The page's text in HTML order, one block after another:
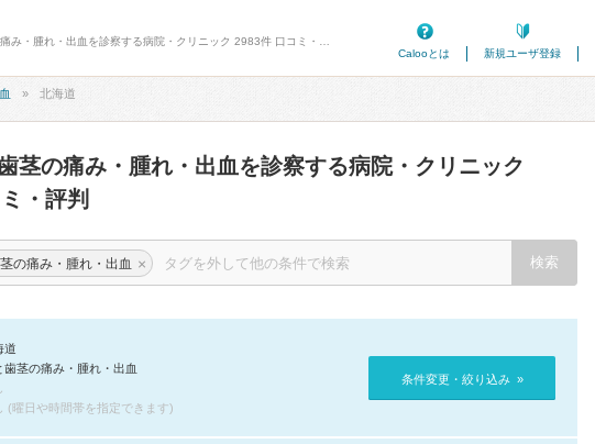
Calooとは
新規ユーザ登録
北海道
茎の痛み・腫れ・出血を診察する病院・クリニック
・評判
の痛み・腫れ・出血 ×
道
歯茎の痛み・腫れ・出血
(曜日や時間帯を指定できます)
条件変更・絞り込み »